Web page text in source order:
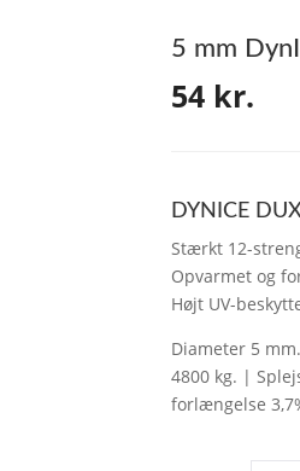
5 mm
54 kr.
DYNICE
Stærkt 12-
Opvarmet og
Højt UV-
Diameter 5
4800 kg. |
forlængelse